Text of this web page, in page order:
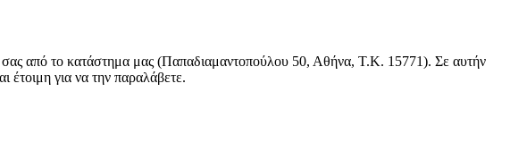
σας από το κατάστημα μας (Παπαδιαμαντοπούλου 50, Αθήνα, Τ.Κ. 15771). Σε αυτήν
για να την παραλάβετε.